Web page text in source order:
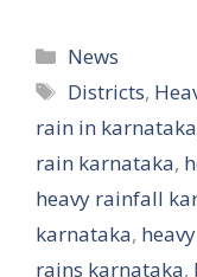
Categories
News
Tags
Districts,
rain in karnataka
rain karnataka,
heavy rainfall
karnataka,
rains karnataka,